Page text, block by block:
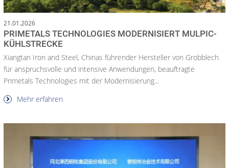
21.01.2026
PRIMETALS TECHNOLOGIES MODERNISIERT MULPIC-
KÜHLSTRECKE
Xiangtan Iron and Steel, Chinas führender Hersteller von Grobblech
für anspruchsvolle und intensive Anwendungen, beauftragte
Primetals Technologies mit der Modernisierung...
Mehr erfahren